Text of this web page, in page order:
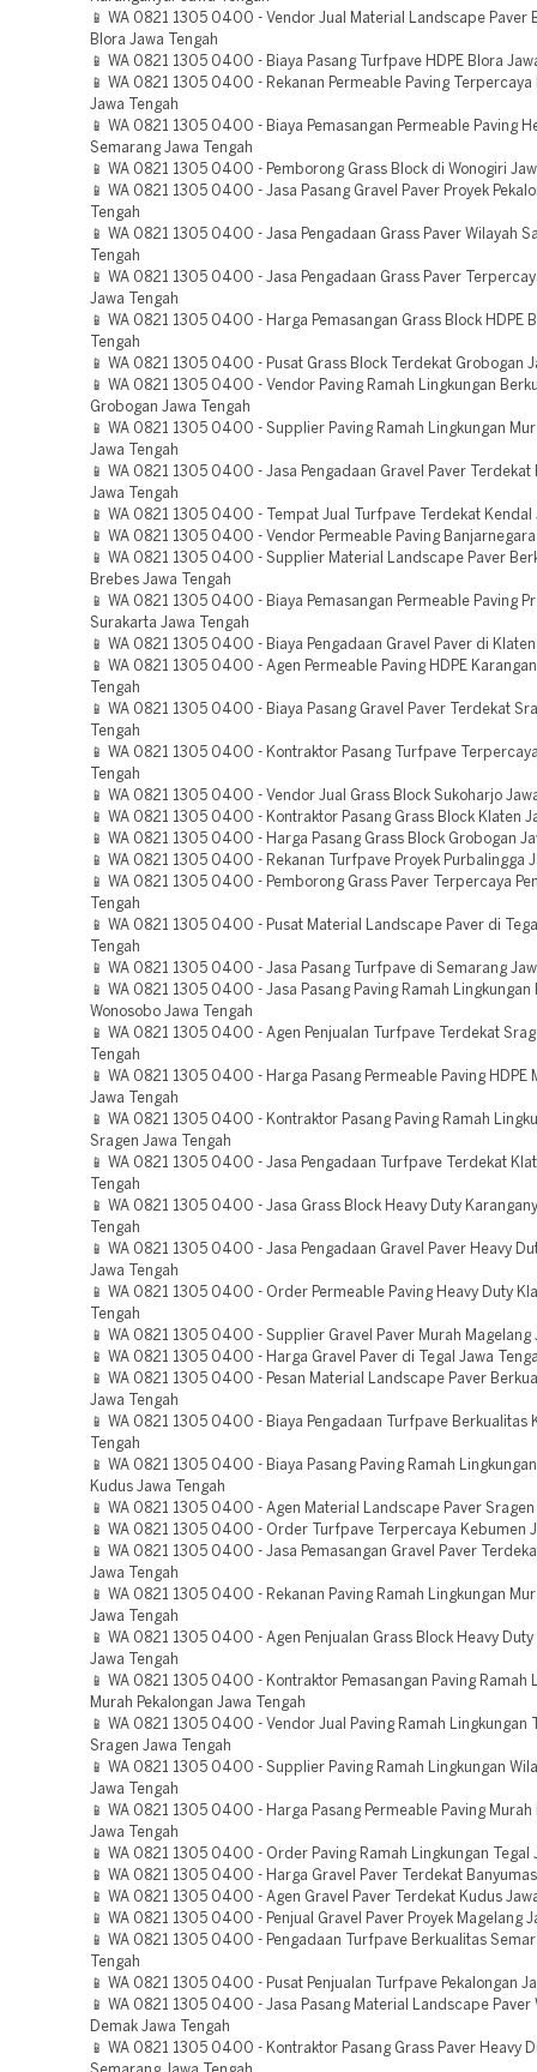
📱 WA 0821 1305 0400 - Vendor Jual Material Landscape Paver
Blora Jawa Tengah
📱 WA 0821 1305 0400 - Biaya Pasang Turfpave HDPE Blora
📱 WA 0821 1305 0400 - Rekanan Permeable Paving Terpercaya
Jawa Tengah
📱 WA 0821 1305 0400 - Biaya Pemasangan Permeable Paving
Semarang Jawa Tengah
📱 WA 0821 1305 0400 - Pemborong Grass Block di Wonogiri
📱 WA 0821 1305 0400 - Jasa Pasang Gravel Paver Proyek
Tengah
📱 WA 0821 1305 0400 - Jasa Pengadaan Grass Paver Wilayah
Tengah
📱 WA 0821 1305 0400 - Jasa Pengadaan Grass Paver
Jawa Tengah
📱 WA 0821 1305 0400 - Harga Pemasangan Grass Block HDPE
Tengah
📱 WA 0821 1305 0400 - Pusat Grass Block Terdekat Grobogan
📱 WA 0821 1305 0400 - Vendor Paving Ramah Lingkungan
Grobogan Jawa Tengah
📱 WA 0821 1305 0400 - Supplier Paving Ramah Lingkungan
Jawa Tengah
📱 WA 0821 1305 0400 - Jasa Pengadaan Gravel Paver Terdekat
Jawa Tengah
📱 WA 0821 1305 0400 - Tempat Jual Turfpave Terdekat Kendal
📱 WA 0821 1305 0400 - Vendor Permeable Paving
📱 WA 0821 1305 0400 - Supplier Material Landscape Paver
Brebes Jawa Tengah
📱 WA 0821 1305 0400 - Biaya Pemasangan Permeable Paving
Surakarta Jawa Tengah
📱 WA 0821 1305 0400 - Biaya Pengadaan Gravel Paver di
📱 WA 0821 1305 0400 - Agen Permeable Paving HDPE
Tengah
📱 WA 0821 1305 0400 - Biaya Pasang Gravel Paver Terdekat
Tengah
📱 WA 0821 1305 0400 - Kontraktor Pasang Turfpave
Tengah
📱 WA 0821 1305 0400 - Vendor Jual Grass Block Sukoharjo
📱 WA 0821 1305 0400 - Kontraktor Pasang Grass Block Klaten
📱 WA 0821 1305 0400 - Harga Pasang Grass Block Grobogan
📱 WA 0821 1305 0400 - Rekanan Turfpave Proyek Purbalingga
📱 WA 0821 1305 0400 - Pemborong Grass Paver Terpercaya
Tengah
📱 WA 0821 1305 0400 - Pusat Material Landscape Paver di
Tengah
📱 WA 0821 1305 0400 - Jasa Pasang Turfpave di Semarang
📱 WA 0821 1305 0400 - Jasa Pasang Paving Ramah Lingkungan
Wonosobo Jawa Tengah
📱 WA 0821 1305 0400 - Agen Penjualan Turfpave Terdekat
Tengah
📱 WA 0821 1305 0400 - Harga Pasang Permeable Paving HDPE
Jawa Tengah
📱 WA 0821 1305 0400 - Kontraktor Pasang Paving Ramah
Sragen Jawa Tengah
📱 WA 0821 1305 0400 - Jasa Pengadaan Turfpave Terdekat
Tengah
📱 WA 0821 1305 0400 - Jasa Grass Block Heavy Duty
Tengah
📱 WA 0821 1305 0400 - Jasa Pengadaan Gravel Paver Heavy
Jawa Tengah
📱 WA 0821 1305 0400 - Order Permeable Paving Heavy Duty
Tengah
📱 WA 0821 1305 0400 - Supplier Gravel Paver Murah Magelang
📱 WA 0821 1305 0400 - Harga Gravel Paver di Tegal Jawa
📱 WA 0821 1305 0400 - Pesan Material Landscape Paver
Jawa Tengah
📱 WA 0821 1305 0400 - Biaya Pengadaan Turfpave Berkualitas
Tengah
📱 WA 0821 1305 0400 - Biaya Pasang Paving Ramah
Kudus Jawa Tengah
📱 WA 0821 1305 0400 - Agen Material Landscape Paver Sragen
📱 WA 0821 1305 0400 - Order Turfpave Terpercaya Kebumen
📱 WA 0821 1305 0400 - Jasa Pemasangan Gravel Paver
Jawa Tengah
📱 WA 0821 1305 0400 - Rekanan Paving Ramah Lingkungan
Jawa Tengah
📱 WA 0821 1305 0400 - Agen Penjualan Grass Block Heavy
Jawa Tengah
📱 WA 0821 1305 0400 - Kontraktor Pemasangan Paving Ramah
Murah Pekalongan Jawa Tengah
📱 WA 0821 1305 0400 - Vendor Jual Paving Ramah Lingkungan
Sragen Jawa Tengah
📱 WA 0821 1305 0400 - Supplier Paving Ramah Lingkungan
Jawa Tengah
📱 WA 0821 1305 0400 - Harga Pasang Permeable Paving Murah
Jawa Tengah
📱 WA 0821 1305 0400 - Order Paving Ramah Lingkungan Tegal
📱 WA 0821 1305 0400 - Harga Gravel Paver Terdekat
📱 WA 0821 1305 0400 - Agen Gravel Paver Terdekat Kudus
📱 WA 0821 1305 0400 - Penjual Gravel Paver Proyek Magelang
📱 WA 0821 1305 0400 - Pengadaan Turfpave Berkualitas
Tengah
📱 WA 0821 1305 0400 - Pusat Penjualan Turfpave Pekalongan
📱 WA 0821 1305 0400 - Jasa Pasang Material Landscape Paver
Demak Jawa Tengah
📱 WA 0821 1305 0400 - Kontraktor Pasang Grass Paver Heavy